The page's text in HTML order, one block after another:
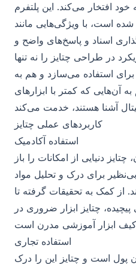
خود افتخار می‌کند. این پلتفرم
است، با ویژگی‌هایی مانند
اسناد و پاسخ‌های واضح و
در طراحی چتایز را نه تنها
استفاده می‌سازد و هم به
آن‌هایی که کمتر با ابزارهای
کاربردهای عملی چتایز
استفاده آکادمیک
دنیایی از امکانات را باز
برای درک و تحلیل مواد
کمک به تحقیقات گرفته تا
چتایز ابزار ضروری در
استفاده تجاری
پول است و چتایز این را درک